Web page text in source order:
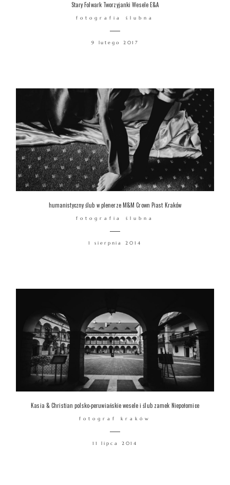
Stary Folwark Tworzyjanki Wesele E&A
fotografia ślubna
9 lutego 2017
humanistyczny ślub w plenerze M&M Crown Piast Kraków
fotografia ślubna
1 sierpnia 2014
Kasia & Christian polsko-peruwiańskie wesele i ślub zamek Niepołomice
fotograf kraków
11 lipca 2014